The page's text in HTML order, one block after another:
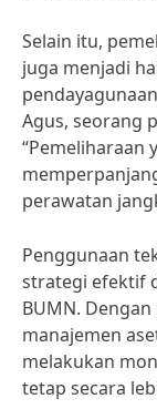
Selain itu,
juga menjadi
Agus, seorang
“Pemeliharaan
perawatan
Penggunaan
strategi efektif
BUMN.
manajemen
melakukan
tetap secara